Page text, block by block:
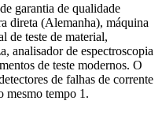
garantia de qualidade
direta (Alemanha), máquina
de teste de material,
analisador de espectroscopia
de teste modernos. O
de falhas de corrente
mesmo tempo 1.